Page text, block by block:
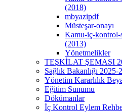
(2018)
mbyazipdf
Müsteşar-onayı
Kamu-iç-kontrol-
(2013)
Yönetmelikler
TEŞKİLAT ŞEMASI
Sağlık Bakanlığı
Yönetim Kararlılık
Eğitim Sunumu
Dökümanlar
İç Kontrol Eylem